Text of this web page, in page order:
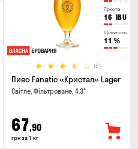
Гіркота
16 IBU
Щільність
11 %
(6)
Пиво Fanatic «Кристал» Lager
Світле, Фільтроване, 4.3°
67,90
грн за 1 кг